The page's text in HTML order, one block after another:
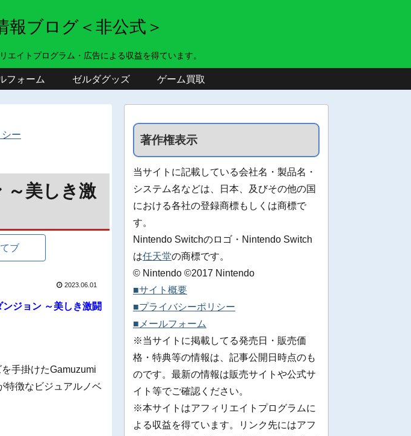
報ブログ＜非公式＞
イトプログラム・広告による収益を得ています。
フォーム ゼルダグッズ ゲーム買取
ー
～美しき激
ブ
2023.06.01
ンジョン ～美しき激闘
手掛けたGamuzumi
特徴なビジュアルノベ
著作権表示
当サイトに記載している会社名・製品名・
システム名などは、日本、及びその他の国
における各社の登録商標もしくは商標で
す。
Nintendo Switchのロゴ・Nintendo Switch
は任天堂の商標です。
© Nintendo ©2017 Nintendo
■サイト概要
■プライバシーポリシー
■メールフォーム
※当サイトに掲載してる発売日・販売価
格・特典等の情報は、記事公開日時点のも
のです。最新の情報は販売サイトや公式サ
イト等でご確認ください。
※本サイトはアフィリエイトプログラムに
よる収益を得ています。リンク先にはアフ